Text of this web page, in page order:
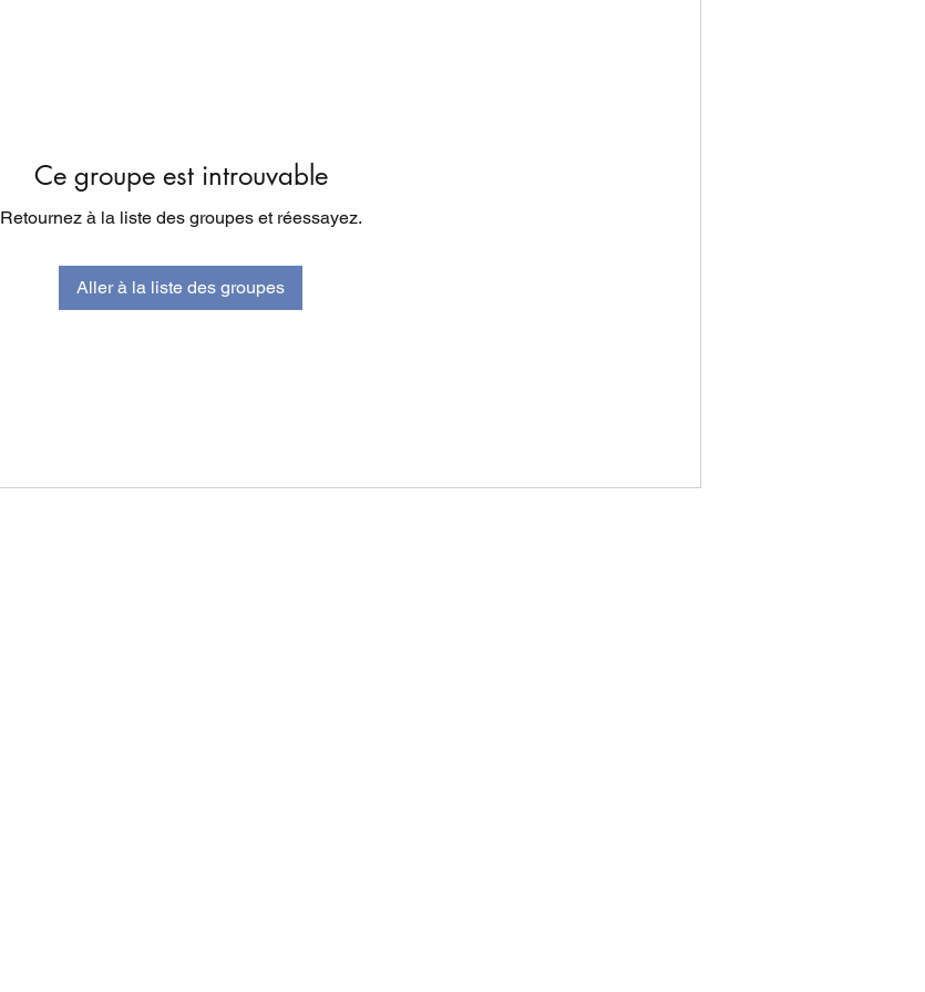
Ce groupe est introuvable
Retournez à la liste des groupes et réessayez.
Aller à la liste des groupes